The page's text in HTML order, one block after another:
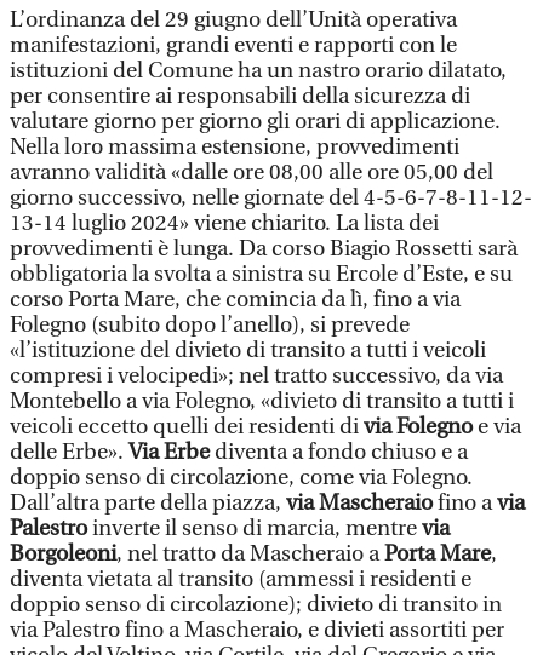
L’ordinanza del 29 giugno dell’Unità operativa
manifestazioni, grandi eventi e rapporti con le
istituzioni del Comune ha un nastro orario dilatato,
per consentire ai responsabili della sicurezza di
valutare giorno per giorno gli orari di applicazione.
Nella loro massima estensione, provvedimenti
avranno validità «dalle ore 08,00 alle ore 05,00 del
giorno successivo, nelle giornate del 4-5-6-7-8-11-12-
13-14 luglio 2024» viene chiarito. La lista dei
provvedimenti è lunga. Da corso Biagio Rossetti sarà
obbligatoria la svolta a sinistra su Ercole d’Este, e su
corso Porta Mare, che comincia da lì, fino a via
Folegno (subito dopo l’anello), si prevede
«l’istituzione del divieto di transito a tutti i veicoli
compresi i velocipedi»; nel tratto successivo, da via
Montebello a via Folegno, «divieto di transito a tutti i
veicoli eccetto quelli dei residenti divia Folegnoe via
delle Erbe».Via Erbediventa a fondo chiuso e a
doppio senso di circolazione, come via Folegno.
Dall’altra parte della piazza, via Mascheraiofino avia
Palestroinverte il senso di marcia, mentrevia
Borgoleoni, nel tratto da Mascheraio aPorta Mare,
diventa vietata al transito (ammessi i residenti e
doppio senso di circolazione); divieto di transito in
via Palestro fino a Mascheraio, e divieti assortiti per